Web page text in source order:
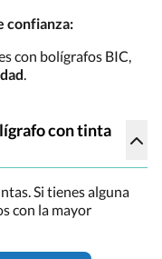
confianza:
con bolígrafos BIC,
.
con tinta
Si tienes alguna
con la mayor